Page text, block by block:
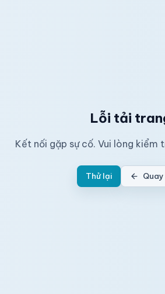
Lỗi tải
Kết nối gặp sự cố. Vui lòng kiểm
Thử lại